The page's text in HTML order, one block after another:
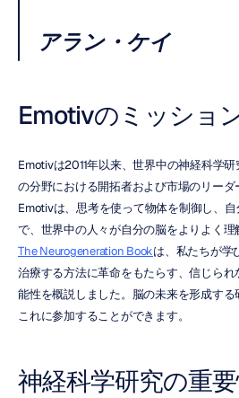
アラン・ケイ
Emotivのミッショ
Emotivは2011年以来、世界中の神経科学
の分野における開拓者および市場のリー
Emotivは、思考を使って物体を制御し、
で、世界中の人々が自分の脳をよりよく理
The Neurogeneration Bookは、私たちが学
治療する方法に革命をもたらす、信じら
能性を概説しました。脳の未来を形成す
これに参加することができます。
神経科学研究の重